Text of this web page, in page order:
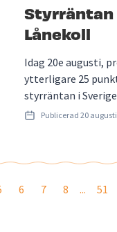
Styrräntan
Lånekoll
Idag 20e augusti,
ytterligare 25
styrräntan i
Publicerad 20
sida
Sida
6 Sida
7 Sida
8 ... Sida
51